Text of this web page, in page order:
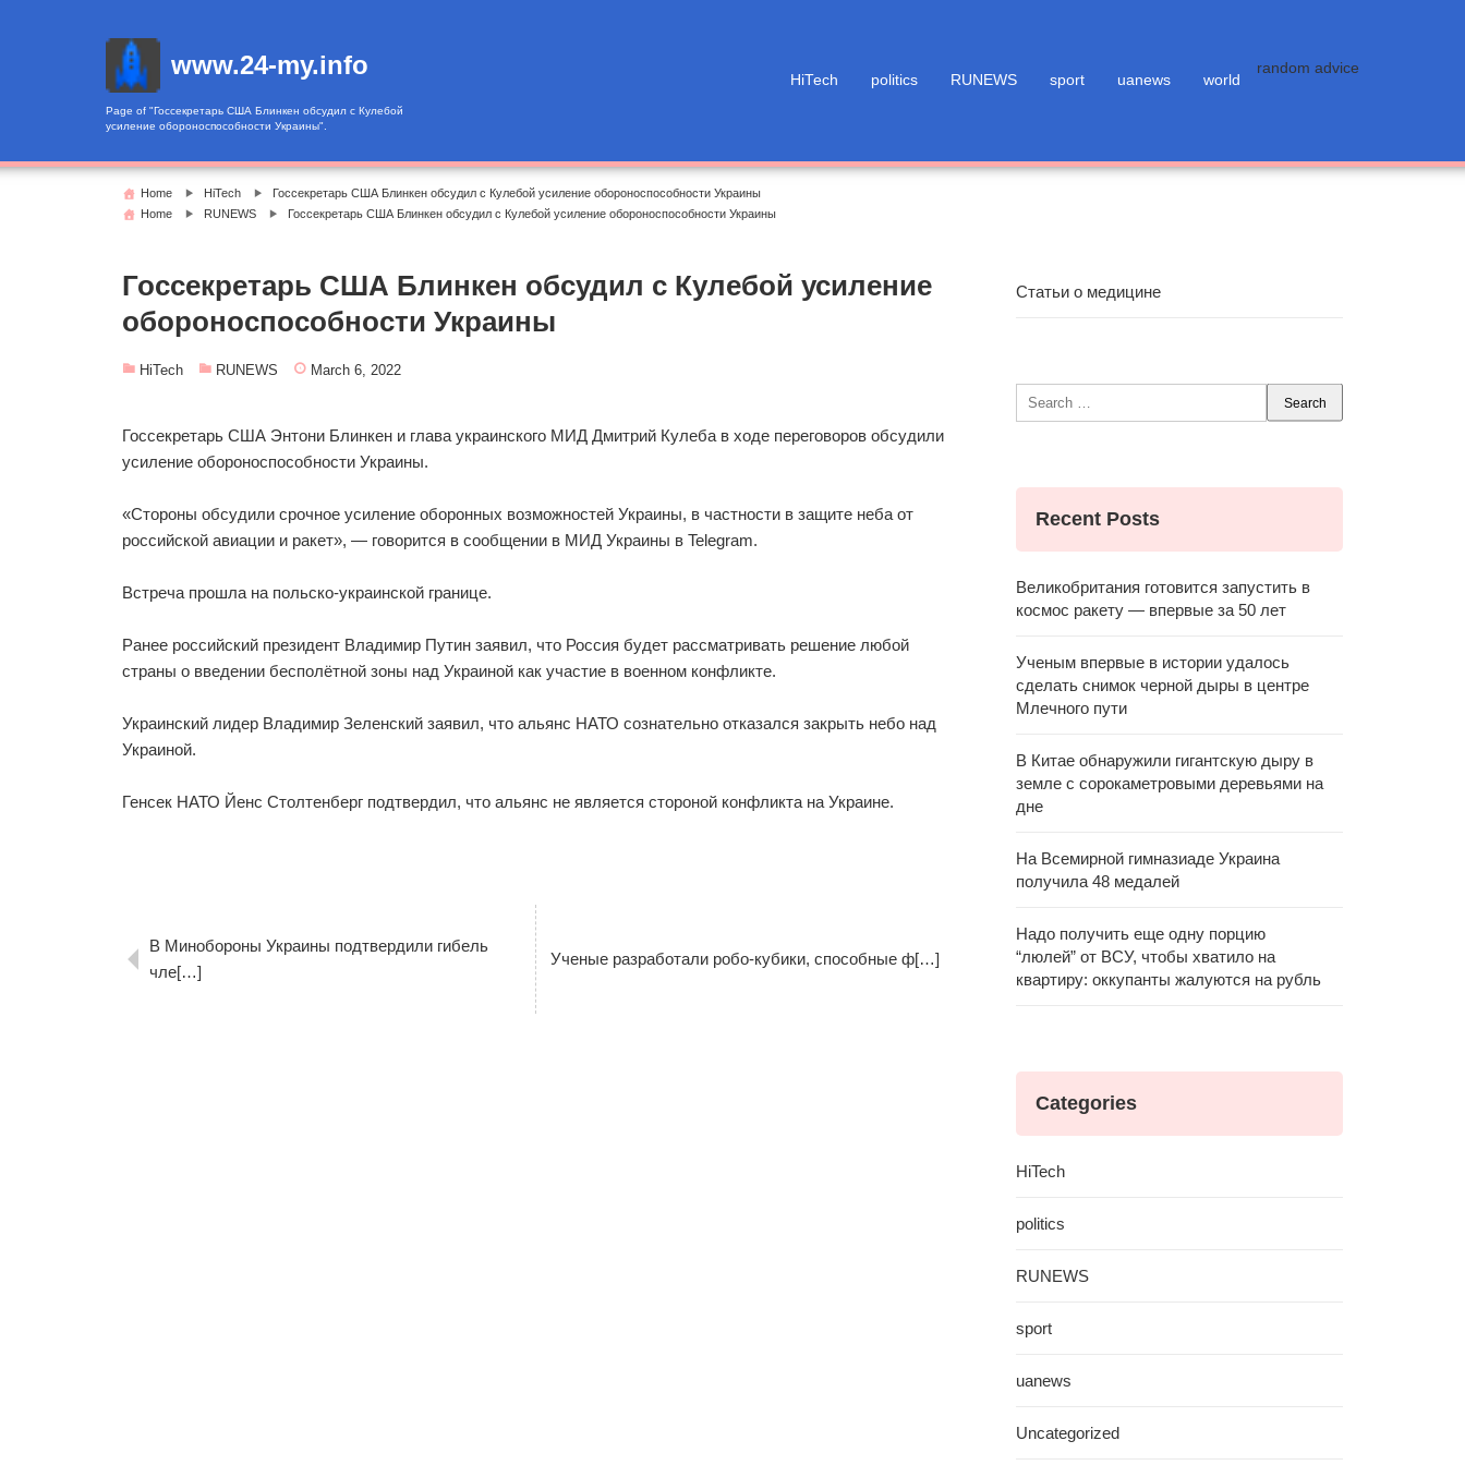
www.24-my.info
Page of "Госсекретарь США Блинкен обсудил с Кулебой
усиление обороноспособности Украины".
HiTech politics RUNEWS sport uanews world
random advice
Home HiTech
Госсекретарь США Блинкен обсудил с Кулебой усиление обороноспособности Украины
Home
RUNEWS Госсекретарь США Блинкен обсудил с Кулебой усиление обороноспособности Украины
Госсекретарь США Блинкен обсудил с Кулебой усиление
обороноспособности Украины
HiTech RUNEWS March 6, 2022
Госсекретарь США Энтони Блинкен и глава украинского МИД Дмитрий Кулеба в ходе переговоров обсудили
усиление обороноспособности Украины.
«Стороны обсудили срочное усиление оборонных возможностей Украины, в частности в защите неба от
российской авиации и ракет», — говорится в сообщении в МИД Украины в Telegram.
Встреча прошла на польско-украинской границе.
Ранее российский президент Владимир Путин заявил, что Россия будет рассматривать решение любой
страны о введении бесполётной зоны над Украиной как участие в военном конфликте.
Украинский лидер Владимир Зеленский заявил, что альянс НАТО сознательно отказался закрыть небо над
Украиной.
Генсек НАТО Йенс Столтенберг подтвердил, что альянс не является стороной конфликта на Украине.
В Минобороны Украины подтвердили гибель
чле[…]
Ученые разработали робо-кубики, способные ф[…]
Статьи о медицине
Search
for:
Recent Posts
Великобритания готовится запустить в
космос ракету — впервые за 50 лет
Ученым впервые в истории удалось
сделать снимок черной дыры в центре
Млечного пути
В Китае обнаружили гигантскую дыру в
земле с сорокаметровыми деревьями на
дне
На Всемирной гимназиаде Украина
получила 48 медалей
Надо получить еще одну порцию
“люлей” от ВСУ, чтобы хватило на
квартиру: оккупанты жалуются на рубль
Categories
HiTech
politics
RUNEWS
sport
uanews
Uncategorized